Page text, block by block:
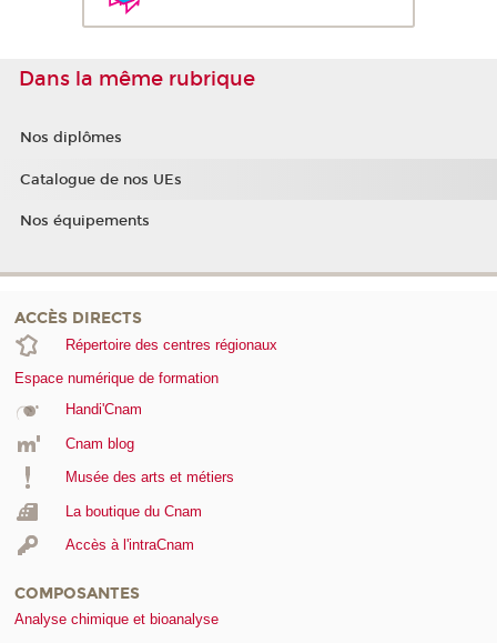
Dans la même rubrique
Nos diplômes
Catalogue de nos UEs
Nos équipements
ACCÈS DIRECTS
Répertoire des centres régionaux
Espace numérique de formation
Handi'Cnam
Cnam blog
Musée des arts et métiers
La boutique du Cnam
Accès à l'intraCnam
COMPOSANTES
Analyse chimique et bioanalyse